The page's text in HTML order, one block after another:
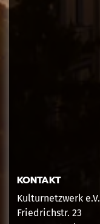
KONTAKT
Kulturnetzwerk e.V.
Friedrichstr. 23